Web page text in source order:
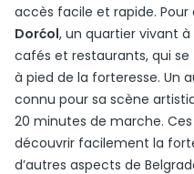
accès facile et rapide.
Dorćol, un quartier vivant
cafés et restaurants, qui se
à pied de la forteresse. Un
connu pour sa scène
20 minutes de marche.
découvrir facilement la
d’autres aspects de